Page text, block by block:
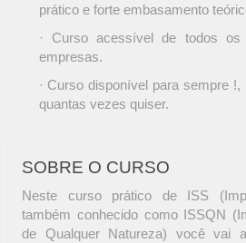
prático e forte embasamento
· Curso acessível de todos os
empresas.
· Curso disponível para sempre
quantas vezes quiser.
SOBRE O CURSO
Neste curso prático de ISS
também conhecido como ISSQN
de Qualquer Natureza) você vai